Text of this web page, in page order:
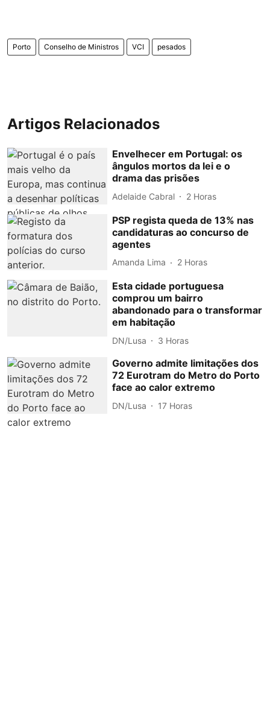
Porto Conselho de Ministros VCI pesados
Artigos Relacionados
Envelhecer em Portugal: os
ângulos mortos da lei e o
drama das prisões
Adelaide Cabral 2 Horas
PSP regista queda de 13% nas
candidaturas ao concurso de
agentes
Amanda Lima 2 Horas
Esta cidade portuguesa
comprou um bairro
abandonado para o transformar
em habitação
DN/Lusa 3 Horas
Governo admite limitações dos
72 Eurotram do Metro do Porto
face ao calor extremo
DN/Lusa 17 Horas